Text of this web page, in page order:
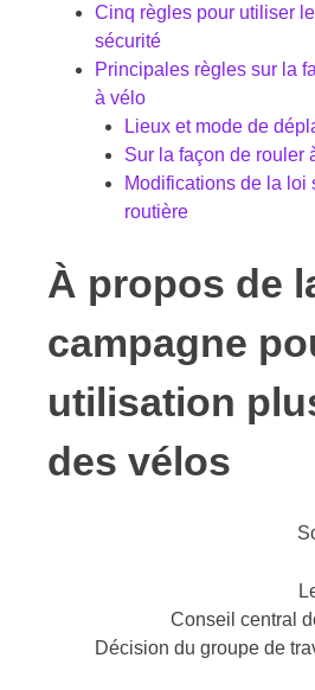
Cinq règles pour utiliser
sécurité
Principales règles sur la
à vélo
Lieux et mode de
Sur la façon de rouler
Modifications de la loi
routière
À propos de
campagne
utilisation
des vélos
Conseil central
Décision du groupe de